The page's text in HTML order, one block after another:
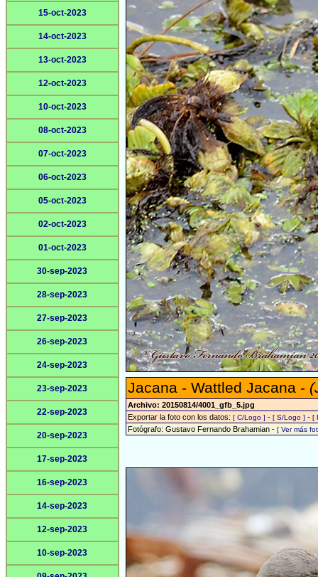
15-oct-2023
14-oct-2023
13-oct-2023
12-oct-2023
10-oct-2023
08-oct-2023
07-oct-2023
06-oct-2023
05-oct-2023
02-oct-2023
01-oct-2023
30-sep-2023
28-sep-2023
27-sep-2023
26-sep-2023
24-sep-2023
23-sep-2023
22-sep-2023
20-sep-2023
17-sep-2023
16-sep-2023
14-sep-2023
12-sep-2023
10-sep-2023
Jacana - Wattled Jacana -
Archivo: 20150814/4001_gfb_5.jpg
Exportar la foto con los datos: [ C/Logo ] - [ S/Logo ] - [
Fotógrafo: Gustavo Fernando Brahamian - [ Ver más